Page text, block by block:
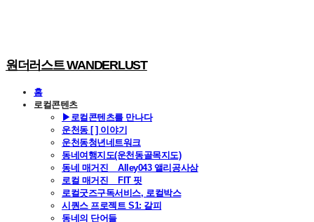
원더러스트 WANDERLUST
홈
로컬콘텐츠
▶로컬콘텐츠를 만나다
운천동 [ ] 이야기
운천동청년네트워크
동네여행지도(운천동골목지도)
동네 매거진 _ Alley043 앨리공사삼
로컬 매거진 _ FIT 핏
로컬굿즈구독서비스, 로컬박스
시퀀스 프로젝트 S1: 갈피
동네의 단어들